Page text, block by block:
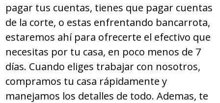
pagar tus cuentas, tienes que pagar cuentas
de la corte, o estas enfrentando bancarrota,
estaremos ahí para ofrecerte el efectivo que
necesitas por tu casa, en poco menos de 7
días. Cuando eliges trabajar con nosotros,
compramos tu casa rápidamente y
manejamos los detalles de todo. Ademas, te